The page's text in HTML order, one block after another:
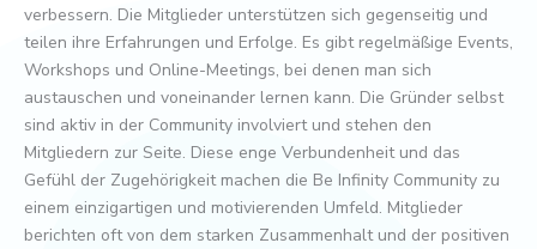
verbessern. Die Mitglieder unterstützen sich gegenseitig und
teilen ihre Erfahrungen und Erfolge. Es gibt regelmäßige Events,
Workshops und Online-Meetings, bei denen man sich
austauschen und voneinander lernen kann. Die Gründer selbst
sind aktiv in der Community involviert und stehen den
Mitgliedern zur Seite. Diese enge Verbundenheit und das
Gefühl der Zugehörigkeit machen die Be Infinity Community zu
einem einzigartigen und motivierenden Umfeld. Mitglieder
berichten oft von dem starken Zusammenhalt und der positiven